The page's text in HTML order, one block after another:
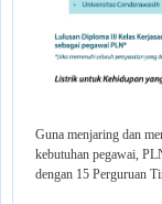
Guna menjaring dan
kebutuhan pegawai,
dengan 15 Perguruan